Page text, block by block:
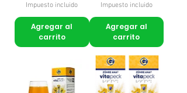
Impuesto incluido
Agregar al
carrito
Impuesto incluido
Agregar al
carrito